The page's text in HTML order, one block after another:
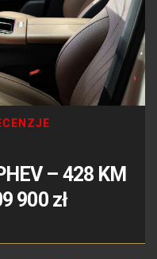
– 428 KM
900 zł